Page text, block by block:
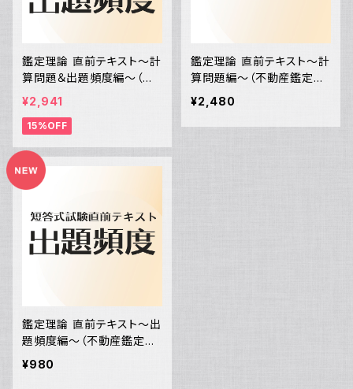
鑑定理論 直前テキスト〜計
算問題＆出題頻度編〜（不
動産鑑定士試験 短答式試
験）
¥2,941
15%OFF
鑑定理論 直前テキスト〜計
算問題編〜（不動産鑑定士
試験 短答式試験）
¥2,480
鑑定理論 直前テキスト〜出
題頻度編〜（不動産鑑定士
試験 短答式試験）
¥980